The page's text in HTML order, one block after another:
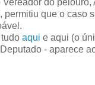
do pelouro,
permitiu que o caso
aqui e aqui (o
- aparece